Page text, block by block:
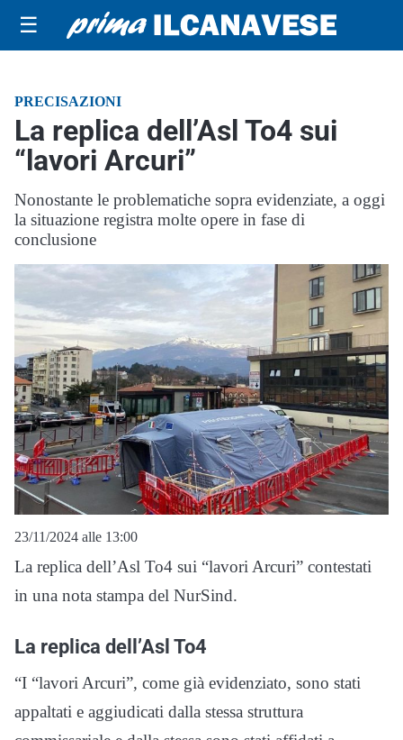
☰
PRECISAZIONI
La replica dell’Asl To4 sui
“lavori Arcuri”
Nonostante le problematiche sopra evidenziate, a oggi
la situazione registra molte opere in fase di
conclusione
23/11/2024 alle 13:00
La replica dell’Asl To4 sui “lavori Arcuri” contestati
in una nota stampa del NurSind.
La replica dell’Asl To4
“I “lavori Arcuri”, come già evidenziato, sono stati
appaltati e aggiudicati dalla stessa struttura